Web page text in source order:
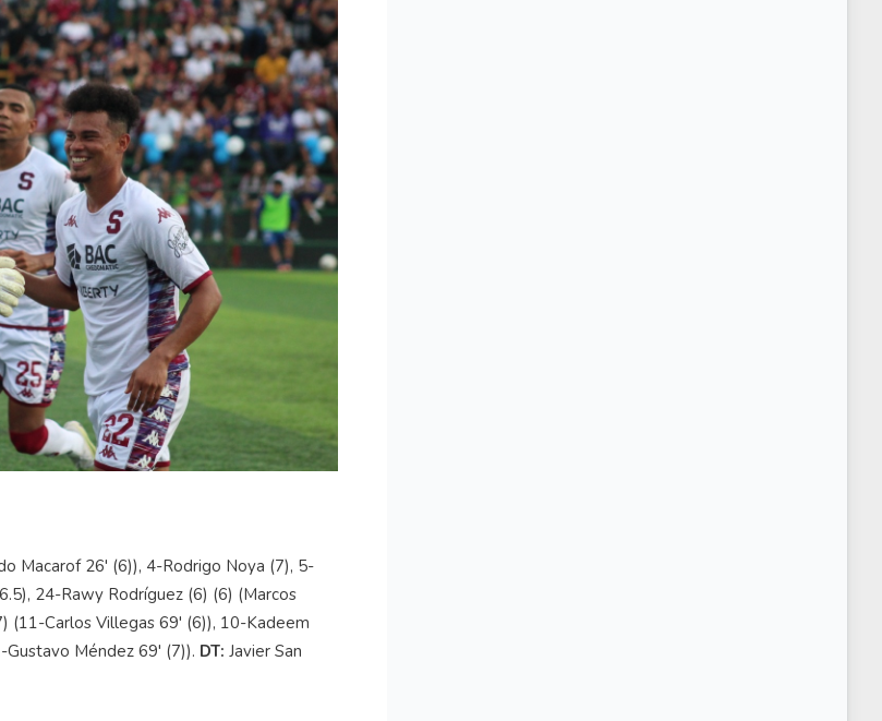
Macarof 26' (6)), 4-Rodrigo Noya (7), 5-
24-Rawy Rodríguez (6) (6) (Marcos
(11-Carlos Villegas 69' (6)), 10-Kadeem
Méndez 69' (7)). DT: Javier San